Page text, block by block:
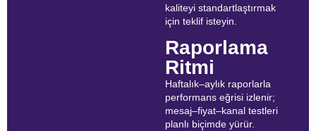
kaliteyi standartlaştırmak
için teklif isteyin.
Raporlama
Ritmi
Haftalık–aylık raporlarla
performans eğrisi izlenir;
mesaj–fiyat–kanal testleri
planlı biçimde yürür.